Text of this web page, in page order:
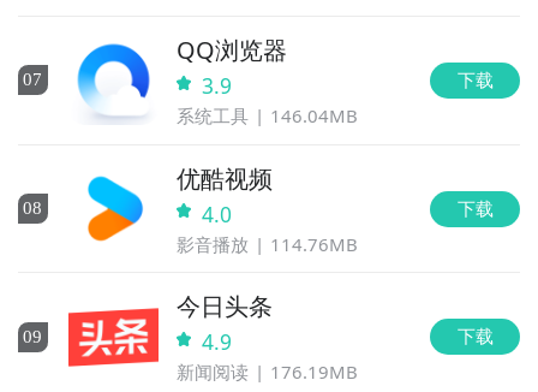
07
QQ浏览器
3.9
系统工具 146.04MB
下载
08
优酷视频
4.0
影音播放 114.76MB
下载
09
今日头条
4.9
新闻阅读 176.19MB
下载